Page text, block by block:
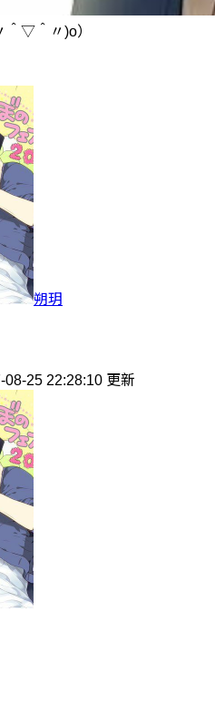
＾▽＾〃)o）
朔玥
08-25 22:28:10 更新